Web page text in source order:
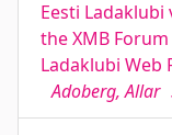
Eesti
the XMB
Ladaklubi Web
Adoberg, Allar